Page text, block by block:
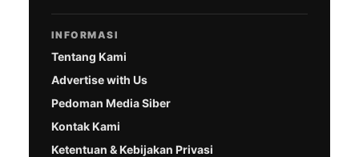
INFORMASI
Tentang Kami
Advertise with Us
Pedoman Media Siber
Kontak Kami
Ketentuan & Kebijakan Privasi